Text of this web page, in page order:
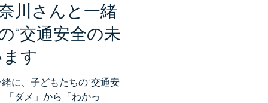
川さんと一緒
“交通安全の未
す
に、子どもたちの“交通安
「ダメ」から「わかっ